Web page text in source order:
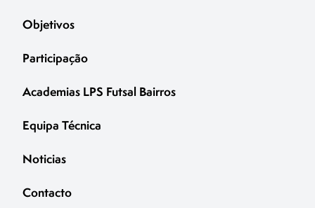
Objetivos
Participação
Academias LPS Futsal Bairros
Equipa Técnica
Noticias
Contacto